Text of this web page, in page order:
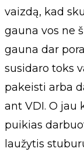
vaizdą, kad
gauna vos ne
gauna dar
susidaro toks
pakeisti arba
ant VDI. O jau
puikias
laužytis